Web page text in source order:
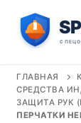
содержимому
ГЛАВНАЯ
СРЕДСТВА
ЗАЩИТА РУК
ПЕРЧАТКИ